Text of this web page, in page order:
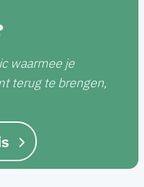
waarmee je
terug te brengen,